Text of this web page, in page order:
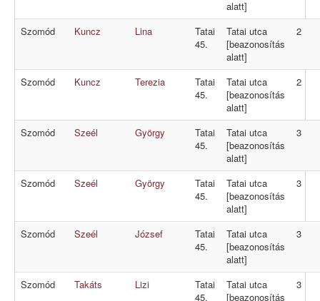
alatt]
Szomód Kuncz Lina
Tatai
45.
Tatai utca
[beazonosítás
alatt]
2
Szomód Kuncz Terezia
Tatai
45.
Tatai utca
[beazonosítás
alatt]
2
Szomód Szeél György
Tatai
45.
Tatai utca
[beazonosítás
alatt]
3
Szomód Szeél György
Tatai
45.
Tatai utca
[beazonosítás
alatt]
3
Szomód Szeél József
Tatai
45.
Tatai utca
[beazonosítás
alatt]
3
Szomód Takáts Lizi
Tatai
45.
Tatai utca
[beazonosítás
3